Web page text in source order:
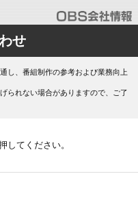
せ
し、番組制作の参考および業務向上
られない場合がありますので、ご了
してください。